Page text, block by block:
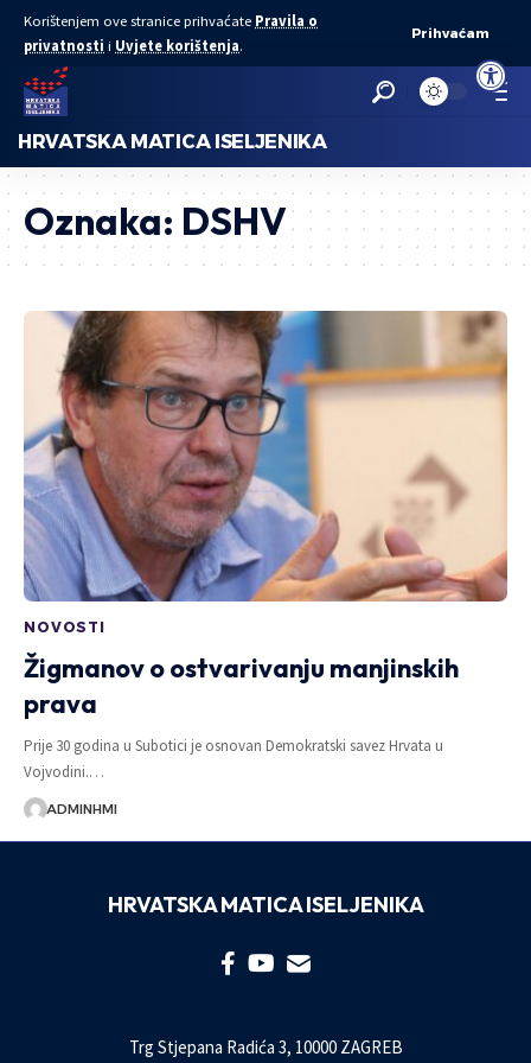
Open
Korištenjem ove stranice prihvaćate Pravila o
privatnosti i Uvjete korištenja.
Prihvaćam
HRVATSKA MATICA ISELJENIKA
Oznaka: DSHV
NOVOSTI
Žigmanov o ostvarivanju manjinskih
prava
Prije 30 godina u Subotici je osnovan Demokratski savez Hrvata u
Vojvodini.…
ADMINHMI
HRVATSKA MATICA ISELJENIKA
Trg Stjepana Radića 3, 10000 ZAGREB